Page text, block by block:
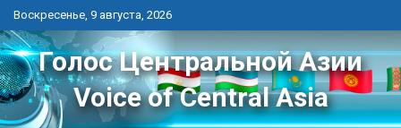
Перейти
к
контенту
Воскресенье, 9 августа, 2026
Голос Центральной Азии
Voice of Central Asia